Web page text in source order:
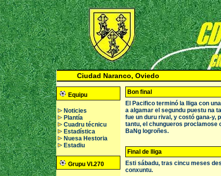
Ciudad Naranco, Oviedo
Equipu
Noticies
Plantía
Cuadru técnicu
Estadística
Nuesa Hestoria
Estadiu
Grupu VI.270
Bon final
El Pacifico terminó la lliga con
a algamar el segundu puestu na
fue un duru rival, y costó gana-y,
tantu, el chungueros proclamose
BaNg logroñes.
Final de lliga
Esti sábadu, tras cincu meses
conxuntu.